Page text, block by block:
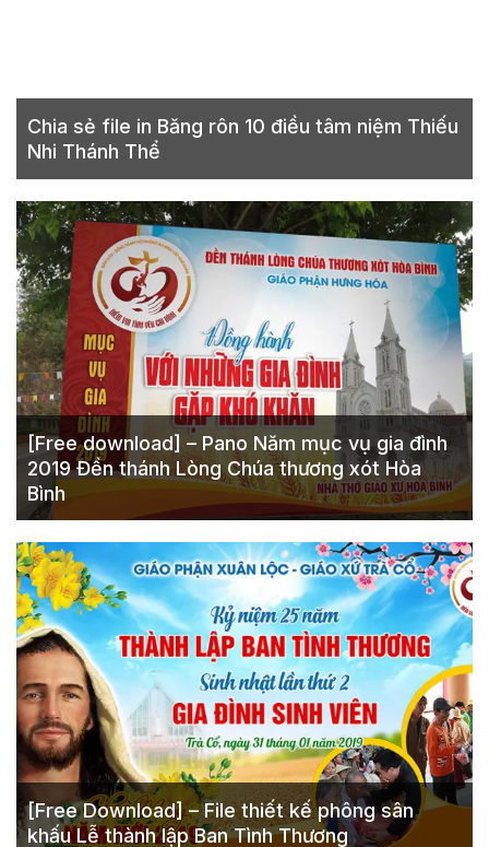
Chia sẻ file in Băng rôn 10 điều tâm niệm Thiếu
Nhi Thánh Thể
[Free download] – Pano Năm mục vụ gia đình
2019 Đền thánh Lòng Chúa thương xót Hòa
Bình
[Free Download] – File thiết kế phông sân
khấu Lễ thành lập Ban Tình Thương